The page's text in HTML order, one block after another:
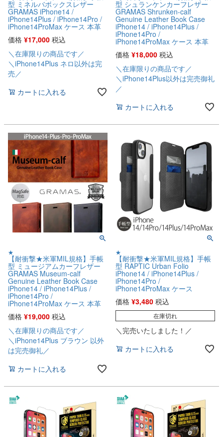
型 ミネルバボックスレザー
GRAMAS iPhone14 /
iPhone14Plus / iPhone14Pro /
iPhone14ProMax ケース 本革
価格 ¥17,000 税込
＼在庫限りの商品です／
＼iPhone14Plus ネロ以外は完
売／
カートに入れる
型 シュランケンカーフレザー
GRAMAS Shrunken-calf
Genuine Leather Book Case
iPhone14 / iPhone14Plus /
iPhone14Pro /
iPhone14ProMax ケース 本革
価格 ¥18,000 税込
＼在庫限りの商品です／
＼iPhone14Plus以外は完売御礼
／
カートに入れる
★
【耐衝撃★米軍MIL規格】手帳
型 ミュージアムカーフレザー
GRAMAS Museum-calf
Genuine Leather Book Case
iPhone14 / iPhone14Plus /
iPhone14Pro /
iPhone14ProMax ケース 本革
価格 ¥19,000 税込
＼在庫限りの商品です／
＼iPhone14Plus ブラウン 以外
は完売御礼／
カートに入れる
★
【耐衝撃★米軍MIL規格】手帳
型 RAPTIC Urban Folio
iPhone14 / iPhone14Plus /
iPhone14Pro /
iPhone14ProMax ケース
価格 ¥3,480 税込
在庫切れ
＼完売いたしました！／
カートに入れる